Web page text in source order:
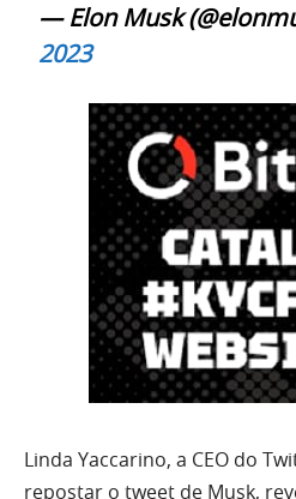
— Elon Musk
2023
Linda Yaccarino, a CEO do
repostar o tweet de Musk,